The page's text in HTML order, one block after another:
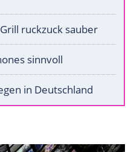
ruckzuck sauber
sinnvoll
in Deutschland